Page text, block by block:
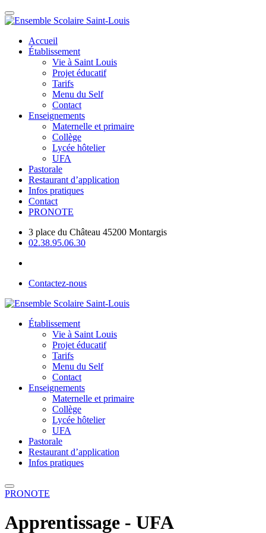
Accueil
Établissement
Vie à Saint Louis
Projet éducatif
Tarifs
Menu du Self
Contact
Enseignements
Maternelle et primaire
Collège
Lycée hôtelier
UFA
Pastorale
Restaurant d’application
Infos pratiques
Contact
PRONOTE
3 place du Château 45200 Montargis
02.38.95.06.30
Contactez-nous
Établissement
Vie à Saint Louis
Projet éducatif
Tarifs
Menu du Self
Contact
Enseignements
Maternelle et primaire
Collège
Lycée hôtelier
UFA
Pastorale
Restaurant d’application
Infos pratiques
PRONOTE
Apprentissage - UFA